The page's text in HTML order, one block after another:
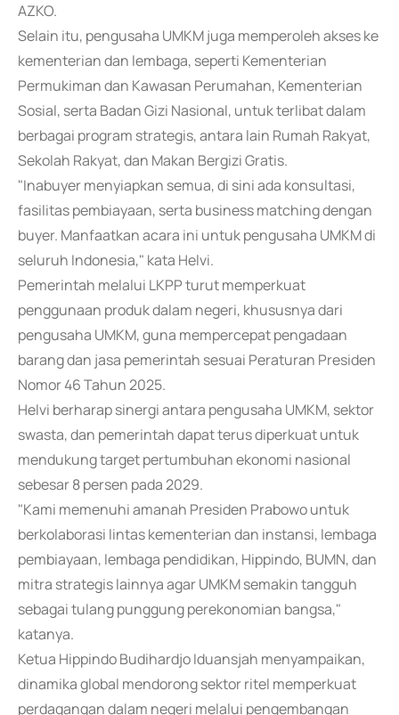
AZKO.
Selain itu, pengusaha UMKM juga memperoleh akses ke
kementerian dan lembaga, seperti Kementerian
Permukiman dan Kawasan Perumahan, Kementerian
Sosial, serta Badan Gizi Nasional, untuk terlibat dalam
berbagai program strategis, antara lain Rumah Rakyat,
Sekolah Rakyat, dan Makan Bergizi Gratis.
"Inabuyer menyiapkan semua, di sini ada konsultasi,
fasilitas pembiayaan, serta business matching dengan
buyer. Manfaatkan acara ini untuk pengusaha UMKM di
seluruh Indonesia," kata Helvi.
Pemerintah melalui LKPP turut memperkuat
penggunaan produk dalam negeri, khususnya dari
pengusaha UMKM, guna mempercepat pengadaan
barang dan jasa pemerintah sesuai Peraturan Presiden
Nomor 46 Tahun 2025.
Helvi berharap sinergi antara pengusaha UMKM, sektor
swasta, dan pemerintah dapat terus diperkuat untuk
mendukung target pertumbuhan ekonomi nasional
sebesar 8 persen pada 2029.
"Kami memenuhi amanah Presiden Prabowo untuk
berkolaborasi lintas kementerian dan instansi, lembaga
pembiayaan, lembaga pendidikan, Hippindo, BUMN, dan
mitra strategis lainnya agar UMKM semakin tangguh
sebagai tulang punggung perekonomian bangsa,"
katanya.
Ketua Hippindo Budihardjo Iduansjah menyampaikan,
dinamika global mendorong sektor ritel memperkuat
perdagangan dalam negeri melalui pengembangan